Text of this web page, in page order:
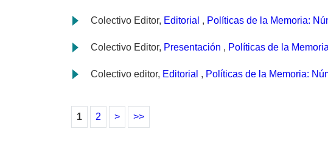
Colectivo Editor, Editorial , Políticas de la Memoria:
Colectivo Editor, Presentación , Políticas de la
Colectivo editor, Editorial , Políticas de la Memoria:
1 2 > >>